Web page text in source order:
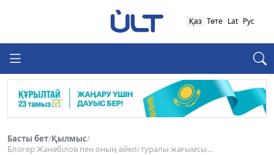
Қаз Төте Lat Рус
Басты бет/Қылмыс/
Блогер Жанәбілов пен оның әйелі туралы жағымсы...